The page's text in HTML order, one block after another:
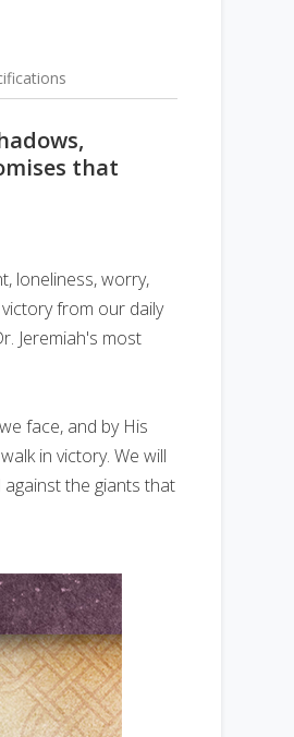
that
loneliness, worry,
from our daily
Jeremiah's most
face, and by His
in victory. We will
the giants that